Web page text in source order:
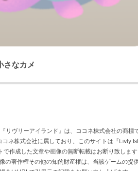
さなカメ
リヴリーアイランド』は、ココネ株式会社の商標で
ネ株式会社に属しており、このサイトは『Livly
作成した文章や画像の無断転載はお断り致します
の著作権その他の知的財産権は、当該ゲームの提